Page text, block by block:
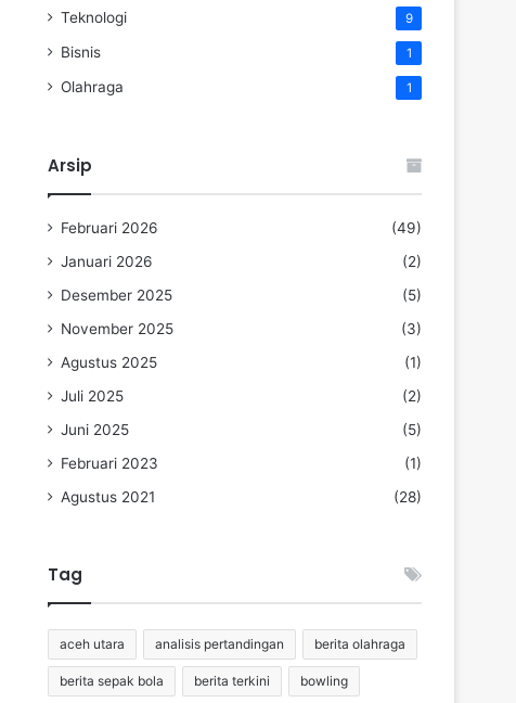
Teknologi 9
Bisnis 1
Olahraga 1
Arsip
Februari 2026
(49)
Januari 2026
(2)
Desember 2025
(5)
November 2025
(3)
Agustus 2025
(1)
Juli 2025
(2)
Juni 2025
(5)
Februari 2023
(1)
Agustus 2021
(28)
Tag
aceh utara analisis pertandingan berita olahraga
berita sepak bola berita terkini bowling